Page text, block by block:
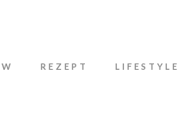
REZEPT LIFESTYLE